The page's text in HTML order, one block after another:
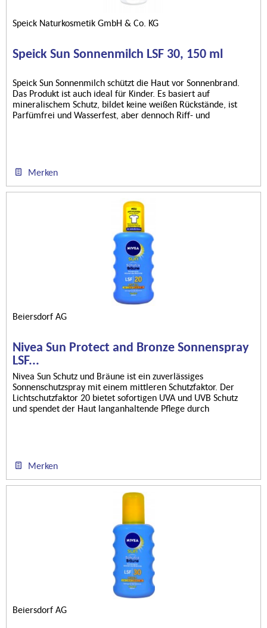
Speick Naturkosmetik GmbH & Co. KG
Speick Sun Sonnenmilch LSF 30, 150 ml
Speick Sun Sonnenmilch schützt die Haut vor Sonnenbrand.
Das Produkt ist auch ideal für Kinder. Es basiert auf
mineralischem Schutz, bildet keine weißen Rückstände, ist
Parfümfrei und Wasserfest, aber dennoch Riff- und
Merken
Beiersdorf AG
Nivea Sun Protect and Bronze Sonnenspray
LSF...
Nivea Sun Schutz und Bräune ist ein zuverlässiges
Sonnenschutzspray mit einem mittleren Schutzfaktor. Der
Lichtschutzfaktor 20 bietet sofortigen UVA und UVB Schutz
und spendet der Haut langanhaltende Pflege durch
Merken
Beiersdorf AG